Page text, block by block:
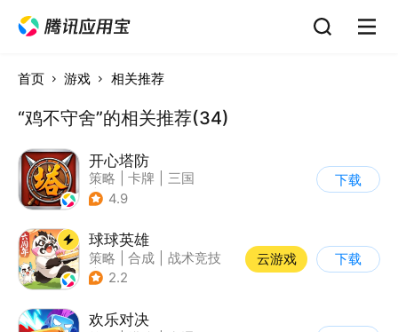
首页 游戏 相关推荐
“鸡不守舍”的相关推荐(34)
开心塔防
策略 卡牌
三国
| 中国风
4.9
下载
球球英雄
策略 合成
战术竞技
| 创酷
2.2
云游戏 下载
欢乐对决